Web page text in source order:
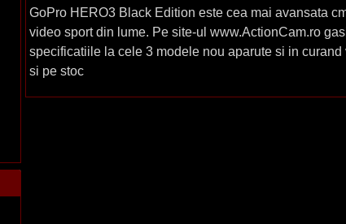
GoPro HERO3 Black Edition este cea mai avansata
video sport din lume. Pe site-ul www.ActionCam.ro
specificatiile la cele 3 modele nou aparute si in curand
si pe stoc